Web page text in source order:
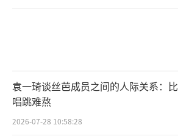
袁一琦谈丝芭成员之间的人际关系：比
唱跳难熬
2026-07-28 10:58:28